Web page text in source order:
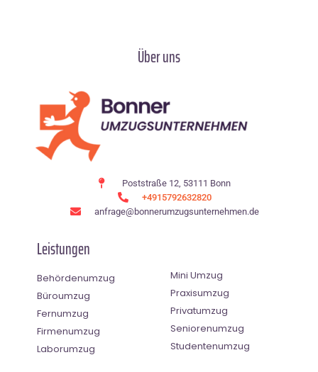
Über uns
Poststraße 12, 53111 Bonn
+4915792632820
anfrage@bonnerumzugsunternehmen.de
Leistungen
Behördenumzug
Büroumzug
Fernumzug
Firmenumzug
Laborumzug
Mini Umzug
Praxisumzug
Privatumzug
Seniorenumzug
Studentenumzug